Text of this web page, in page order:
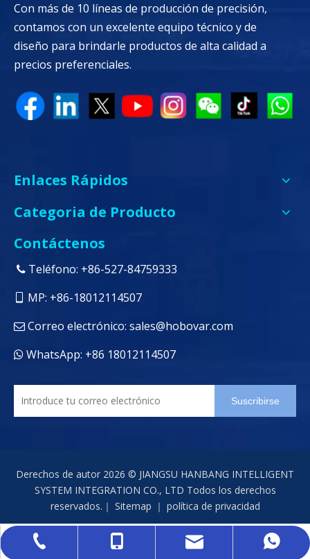
Con más de 10 líneas de producción de precisión,
contamos con un excelente equipo técnico y de
diseño para brindarle productos de alta calidad a
precios preferenciales.
+86-527-84759333
+86-18012114507
sales@hobovar.com
+86 18012114507
Enlaces Rápidos
Categoria de Producto
Contáctenos
 Teléfono: +86-527-84759333
MP: +86-18012114507
 Correo electrónico: sales@hobovar.com
 WhatsApp: +86 18012114507
Suscribirse
Derechos de autor 2026 © JIANGSU HANBANG INTELLIGENT
SYSTEM INTEGRATION CO., LTD Todos los derechos
reservados.｜ Sitemap ｜ política de privacidad